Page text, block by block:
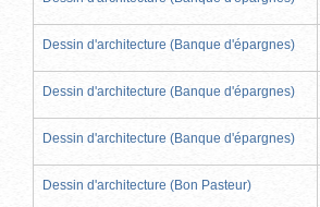
Dessin d'architecture (Banque d'épargnes)
Dessin d'architecture (Banque d'épargnes)
Dessin d'architecture (Banque d'épargnes)
Dessin d'architecture (Bon Pasteur)